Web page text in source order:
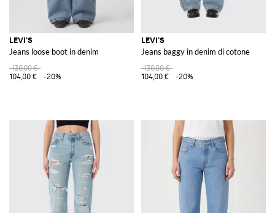
LEVI'S
Jeans loose boot in denim
130,00 €
104,00 €
-20%
LEVI'S
Jeans baggy in denim di cotone
130,00 €
104,00 €
-20%